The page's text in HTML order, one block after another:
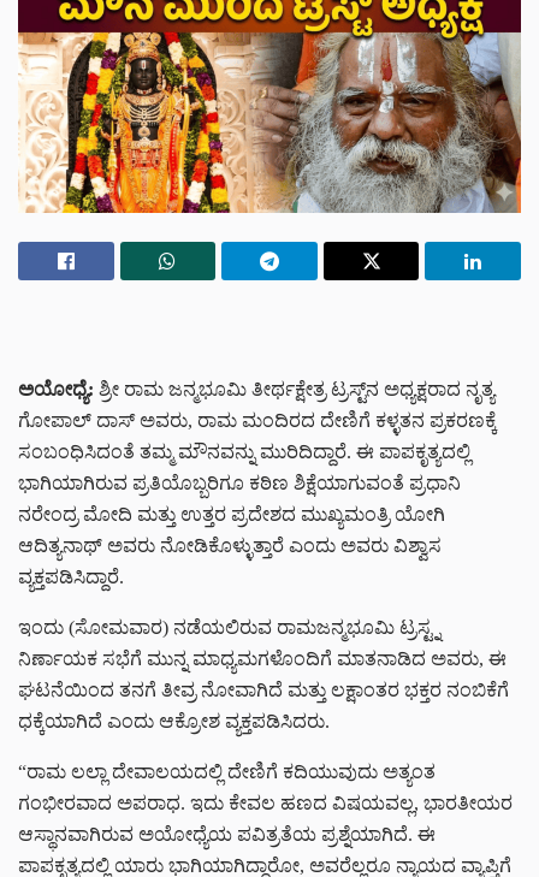
ಅಯೋಧ್ಯೆ: ಶ್ರೀ ರಾಮ ಜನ್ಮಭೂಮಿ ತೀರ್ಥಕ್ಷೇತ್ರ ಟ್ರಸ್ಟ್‌‌ನ ಅಧ್ಯಕ್ಷರಾದ ನೃತ್ಯ
ಗೋಪಾಲ್ ದಾಸ್ ಅವರು, ರಾಮ ಮಂದಿರದ ದೇಣಿಗೆ ಕಳ್ಳತನ ಪ್ರಕರಣಕ್ಕೆ
ಸಂಬಂಧಿಸಿದಂತೆ ತಮ್ಮ ಮೌನವನ್ನು ಮುರಿದಿದ್ದಾರೆ. ಈ ಪಾಪಕೃತ್ಯದಲ್ಲಿ
ಭಾಗಿಯಾಗಿರುವ ಪ್ರತಿಯೊಬ್ಬರಿಗೂ ಕಠಿಣ ಶಿಕ್ಷೆಯಾಗುವಂತೆ ಪ್ರಧಾನಿ
ನರೇಂದ್ರ ಮೋದಿ ಮತ್ತು ಉತ್ತರ ಪ್ರದೇಶದ ಮುಖ್ಯಮಂತ್ರಿ ಯೋಗಿ
ಆದಿತ್ಯನಾಥ್ ಅವರು ನೋಡಿಕೊಳ್ಳುತ್ತಾರೆ ಎಂದು ಅವರು ವಿಶ್ವಾಸ
ವ್ಯಕ್ತಪಡಿಸಿದ್ದಾರೆ.
ಇಂದು (ಸೋಮವಾರ) ನಡೆಯಲಿರುವ ರಾಮಜನ್ಮಭೂಮಿ ಟ್ರಸ್ಟ್ನ
ನಿರ್ಣಾಯಕ ಸಭೆಗೆ ಮುನ್ನ ಮಾಧ್ಯಮಗಳೊಂದಿಗೆ ಮಾತನಾಡಿದ ಅವರು, ಈ
ಘಟನೆಯಿಂದ ತನಗೆ ತೀವ್ರ ನೋವಾಗಿದೆ ಮತ್ತು ಲಕ್ಷಾಂತರ ಭಕ್ತರ ನಂಬಿಕೆಗೆ
ಧಕ್ಕೆಯಾಗಿದೆ ಎಂದು ಆಕ್ರೋಶ ವ್ಯಕ್ತಪಡಿಸಿದರು.
“ರಾಮ ಲಲ್ಲಾ ದೇವಾಲಯದಲ್ಲಿ ದೇಣಿಗೆ ಕದಿಯುವುದು ಅತ್ಯಂತ
ಗಂಭೀರವಾದ ಅಪರಾಧ. ಇದು ಕೇವಲ ಹಣದ ವಿಷಯವಲ್ಲ, ಭಾರತೀಯರ
ಆಸ್ಥಾನವಾಗಿರುವ ಅಯೋಧ್ಯೆಯ ಪವಿತ್ರತೆಯ ಪ್ರಶ್ನೆಯಾಗಿದೆ. ಈ
ಪಾಪಕೃತ್ಯದಲ್ಲಿ ಯಾರು ಭಾಗಿಯಾಗಿದ್ದಾರೋ, ಅವರೆಲ್ಲರೂ ನ್ಯಾಯದ ವ್ಯಾಪ್ತಿಗೆ